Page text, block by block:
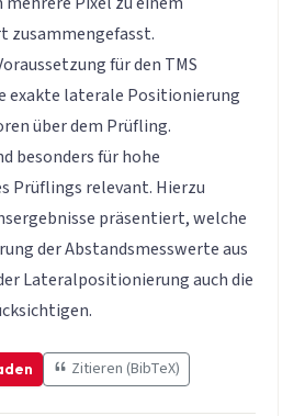
zusammengefasst.
für den TMS
exakte laterale Positionierung
über dem Prüfling.
besonders für hohe
Prüflings relevant. Hierzu
präsentiert, welche
der Abstandsmesswerte aus
Lateralpositionierung auch die
Zitieren (BibTeX)